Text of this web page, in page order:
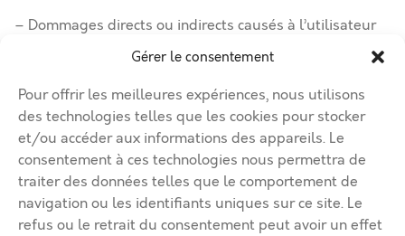
Gérer le consentement
Pour offrir les meilleures expériences, nous utilisons
des technologies telles que les cookies pour stocker
et/ou accéder aux informations des appareils. Le
consentement à ces technologies nous permettra de
traiter des données telles que le comportement de
navigation ou les identifiants uniques sur ce site. Le
refus ou le retrait du consentement peut avoir un effet
– Dommages directs ou indirects causés à l’utilisateur
ou l’annonceur, quelle qu’en soit la nature, résultant du
contenu des annonces et/ou de l’accès, de la gestion, de
l’utilisation, de l’exploitation, du dysfonctionnement
et/ou de l’interruption du portail IMMOBILIER-
BETHUNEBRUAY.COM,
– Utilisation anormale ou d’une exploitation illicite du
portail IMMOBILIER-BETHUNEBRUAY.COM par tout
utilisateur ou annonceur,